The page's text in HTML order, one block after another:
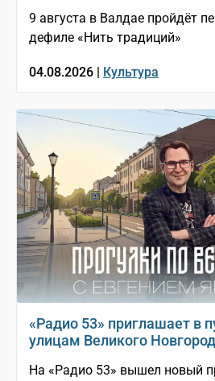
9 августа в Валдае пройдёт
дефиле «Нить традиций»
04.08.2026 | Культура
«Радио 53» приглашает в
улицам Великого
На «Радио 53» вышел новый